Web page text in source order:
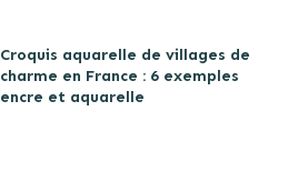
Croquis aquarelle de villages de
charme en France : 6 exemples
encre et aquarelle